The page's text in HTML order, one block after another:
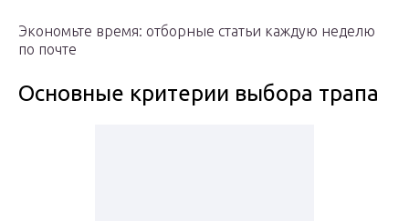
Экономьте время: отборные статьи каждую неделю
по почте
Основные критерии выбора трапа